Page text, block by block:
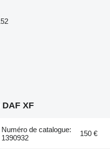
XF
Numéro de catalogue:
1390932
150 €